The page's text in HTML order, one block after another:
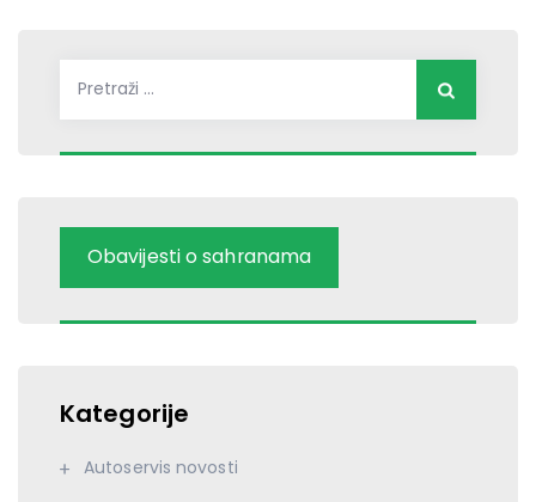
Obavijesti o sahranama
Kategorije
Autoservis novosti